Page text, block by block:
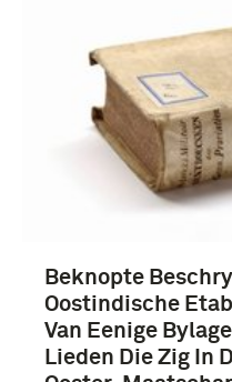
boek (730)
atlas (44)
woordenboek (39)
Meer
Beknopte
Oostindische
Van Eenige
Lieden Die Zig In